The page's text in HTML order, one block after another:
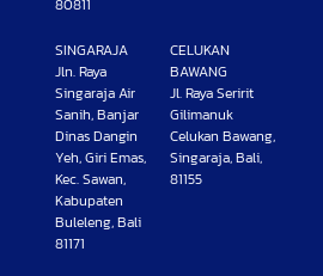
80811
SINGARAJA
Jln. Raya
Singaraja Air
Sanih, Banjar
Dinas Dangin
Yeh, Giri Emas,
Kec. Sawan,
Kabupaten
Buleleng, Bali
81171
CELUKAN
BAWANG
Jl. Raya Seririt
Gilimanuk
Celukan Bawang,
Singaraja, Bali,
81155